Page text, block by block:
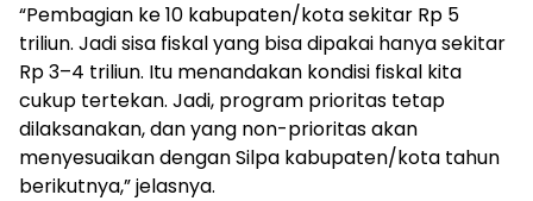
“Pembagian ke 10 kabupaten/kota sekitar Rp 5
triliun. Jadi sisa fiskal yang bisa dipakai hanya sekitar
Rp 3–4 triliun. Itu menandakan kondisi fiskal kita
cukup tertekan. Jadi, program prioritas tetap
dilaksanakan, dan yang non-prioritas akan
menyesuaikan dengan Silpa kabupaten/kota tahun
berikutnya,” jelasnya.